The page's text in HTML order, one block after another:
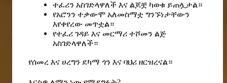
ተፈሪን አስገድላዋለች እና ልጆቿ ካወቁ ይጠሏታል።
የአሮንን ተቃውሞ አለመስማቷ ግንኙነታቸውን
እየቀየረው መጥቷል።
የተፈሪ ገዳይ እና መርማሪ ተሾመን ልጅ
አስገድላዋለች።
የሰመረ እና ሀረግን ደካማ ጎን እና ባህሪ ዘርዝረናል።